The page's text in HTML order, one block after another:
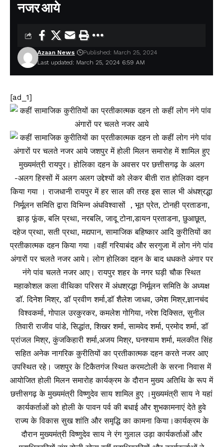
नजर आये
Last updated: March 25, 2024 6:59 AM
Azaan News Published: March 25, 2024
[ad_1]